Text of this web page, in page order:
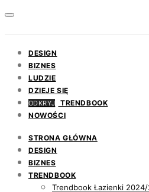
DESIGN
BIZNES
LUDZIE
DZIEJE SIĘ
ODKRYJ
TRENDBOOK
NOWOŚCI
STRONA GŁÓWNA
DESIGN
BIZNES
TRENDBOOK
Trendbook Łazienki